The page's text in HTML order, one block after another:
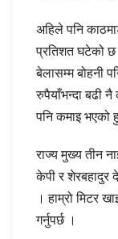
अहिले पनि
प्रतिशत घटेको छ
बेलासम्म बोहनी
रुपैयाँभन्दा बढी नै
पनि कमाइ भएको
राज्य मुख्य तीन
केपी र शेरबहादुर
। हाम्रो मिटर
गर्नुपर्छ ।